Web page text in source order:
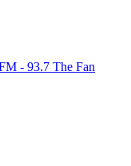
- 93.7 The Fan